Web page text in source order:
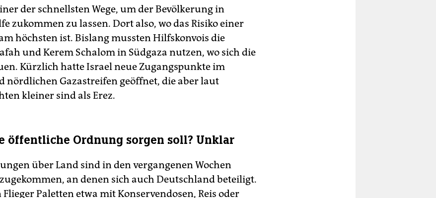
der schnellsten Wege, um der Bevölkerung in
zukommen zu lassen. Dort also, wo das Risiko einer
höchsten ist. Bislang mussten Hilfskonvois die
und Kerem Schalom in Südgaza nutzen, wo sich die
Kürzlich hatte Israel neue Zugangspunkte im
nördlichen Gazastreifen geöffnet, die aber laut
kleiner sind als Erez.
öffentliche Ordnung sorgen soll? Unklar
über Land sind in den vergangenen Wochen
an denen sich auch Deutschland beteiligt.
Paletten etwa mit Konservendosen, Reis oder